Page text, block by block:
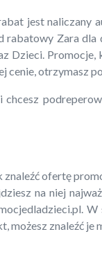
jest naliczany
Zara
Promocje,
cenie, otrzymasz
ofertę
na niej
W
znaleźć je